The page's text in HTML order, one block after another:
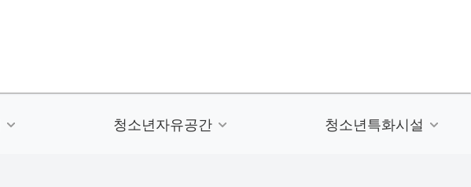
청소년자유공간 청소년특화시설